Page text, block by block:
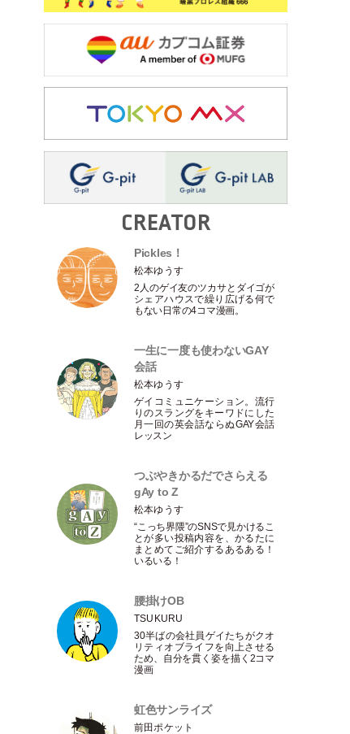
CREATOR
Pickles！
松本ゆうす
2人のゲイ友のツカサとダイゴが
シェアハウスで繰り広げる何で
もない日常の4コマ漫画。
一生に一度も使わないGAY
会話
松本ゆうす
ゲイコミュニケーション。流行
りのスラングをキーワドにした
月一回の英会話ならぬGAY会話
レッスン
つぶやきかるだでさらえる
gAy to Z
松本ゆうす
“こっち界隈”のSNSで見かけるこ
とが多い投稿内容を、かるたに
まとめてご紹介するあるある！
いるいる！
腰掛けOB
TSUKURU
30半ばの会社員ゲイたちがクオ
リティオブライフを向上させる
ため、自分を貫く姿を描く2コマ
漫画
虹色サンライズ
前田ポケット